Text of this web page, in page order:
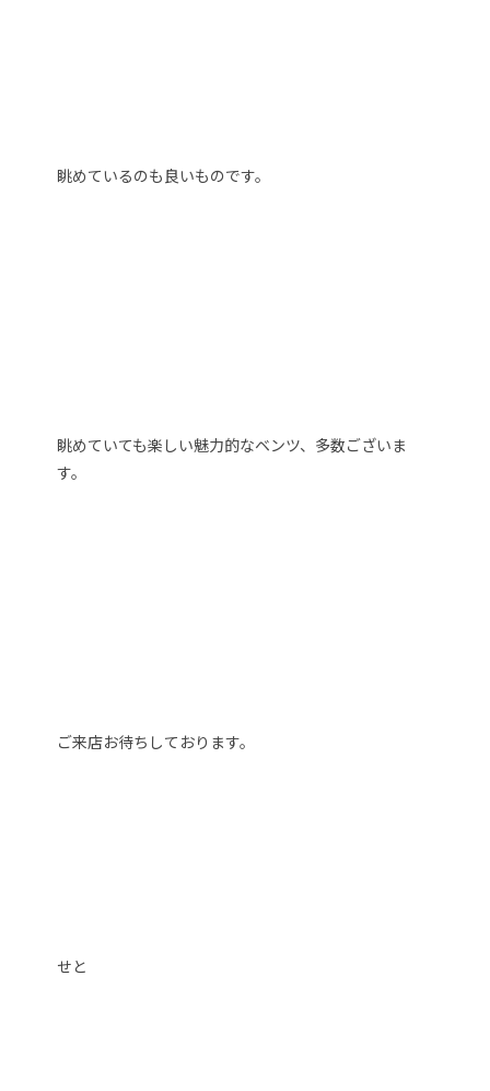
眺めているのも良いものです。
眺めていても楽しい魅力的なベンツ、多数ございま
す。
ご来店お待ちしております。
せと